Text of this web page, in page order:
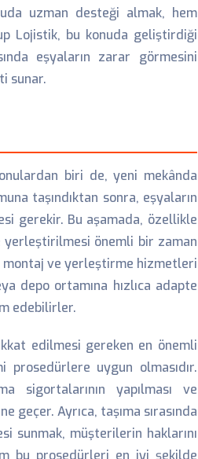
uzman desteği almak, hem
Lojistik, bu konuda geliştirdiği
eşyaların zarar görmesini
sunar.
biri de, yeni mekânda
taşındıktan sonra, eşyaların
gerekir. Bu aşamada, özellikle
yerleştirilmesi önemli bir zaman
montaj ve yerleştirme hizmetleri
depo ortamına hızlıca adapte
edebilirler.
edilmesi gereken en önemli
uygun olmasıdır.
sigortalarının yapılması ve
geçer. Ayrıca, taşıma sırasında
sunmak, müşterilerin haklarını
bu prosedürleri en iyi şekilde